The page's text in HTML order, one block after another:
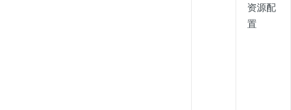
资源配
置